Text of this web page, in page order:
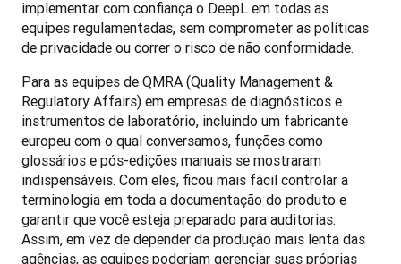
implementar com confiança o DeepL em todas as
equipes regulamentadas, sem comprometer as políticas
de privacidade ou correr o risco de não conformidade.
Para as equipes de QMRA (Quality Management &
Regulatory Affairs) em empresas de diagnósticos e
instrumentos de laboratório, incluindo um fabricante
europeu com o qual conversamos, funções como
glossários e pós-edições manuais se mostraram
indispensáveis. Com eles, ficou mais fácil controlar a
terminologia em toda a documentação do produto e
garantir que você esteja preparado para auditorias.
Assim, em vez de depender da produção mais lenta das
agências, as equipes poderiam gerenciar suas próprias